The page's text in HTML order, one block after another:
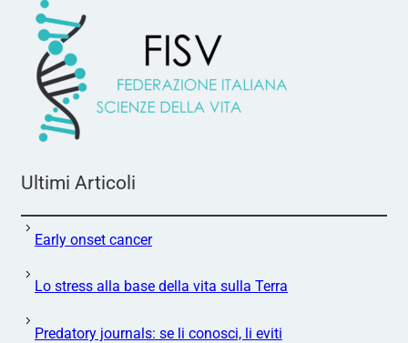
Ultimi Articoli
Early onset cancer
Lo stress alla base della vita sulla Terra
Predatory journals: se li conosci, li eviti